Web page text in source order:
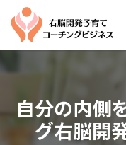
自分の内側
グ右脳開